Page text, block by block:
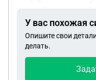
У вас похожая
Опишите свои
делать.